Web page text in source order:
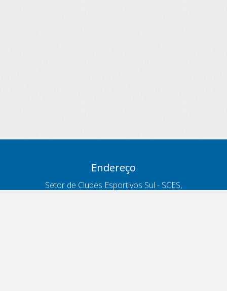
Endereço
Setor de Clubes Esportivos Sul - SCES,